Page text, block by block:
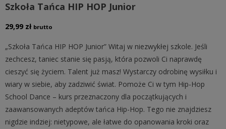
Szkoła Tańca HIP HOP Junior
29,99 zł brutto
„Szkoła Tańca HIP HOP Junior” Witaj w niezwykłej szkole. Jeśli
zechcesz, taniec stanie się pasją, która pozwoli Ci naprawdę
cieszyć się życiem. Talent już masz! Wystarczy odrobinę wysiłku i
wiary w siebie, aby zadziwić świat. Pomoże Ci w tym Hip-Hop
School Dance – kurs przeznaczony dla początkujących i
zaawansowanych adeptów tańca Hip-Hop. Tego nie znajdziesz
nigdzie indziej: nietypowe, ale łatwe do opanowania kroki oraz